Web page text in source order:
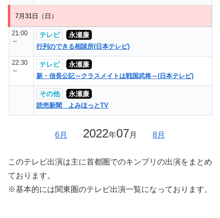
7月31日（日）
21:00
～
テレビ 永瀬廉
行列のできる相談所(日本テレビ)
22:30
～
テレビ 永瀬廉
新・信長公記～クラスメイトは戦国武将～(日本テレビ)
その他 永瀬廉
読売新聞 よみほっとTV
6月 2022年07月 8月
このテレビ出演は主に首都圏でのキンプリの出演をまとめ
ております。
※基本的には関東圏のテレビ出演一覧になっております。